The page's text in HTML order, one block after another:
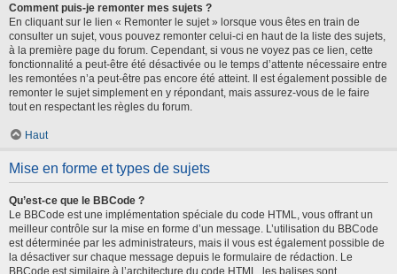
Comment puis-je remonter mes sujets ?
En cliquant sur le lien « Remonter le sujet » lorsque vous êtes en train de
consulter un sujet, vous pouvez remonter celui-ci en haut de la liste des sujets,
à la première page du forum. Cependant, si vous ne voyez pas ce lien, cette
fonctionnalité a peut-être été désactivée ou le temps d’attente nécessaire entre
les remontées n’a peut-être pas encore été atteint. Il est également possible de
remonter le sujet simplement en y répondant, mais assurez-vous de le faire
tout en respectant les règles du forum.
Haut
Mise en forme et types de sujets
Qu’est-ce que le BBCode ?
Le BBCode est une implémentation spéciale du code HTML, vous offrant un
meilleur contrôle sur la mise en forme d’un message. L’utilisation du BBCode
est déterminée par les administrateurs, mais il vous est également possible de
la désactiver sur chaque message depuis le formulaire de rédaction. Le
BBCode est similaire à l’architecture du code HTML, les balises sont